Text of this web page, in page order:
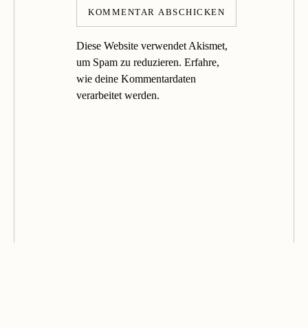
Diese Website verwendet Akismet,
um Spam zu reduzieren. Erfahre,
wie deine Kommentardaten
verarbeitet werden.